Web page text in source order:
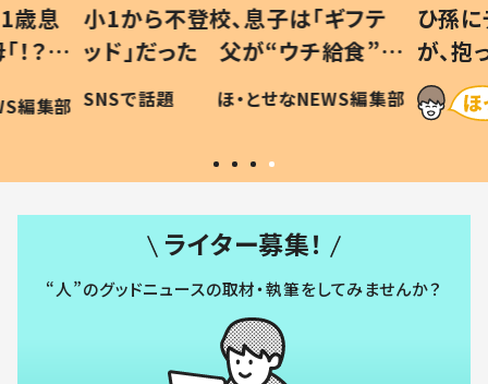
歳息
？」
編集部
小1から不登校、息子は「ギフテ
ッド」だった 父が“ウチ給食”を
作り続ける理由とは #令和の親
#令和の子
SNSで話題 ほ・とせなNEWS編集部
ひ孫
が、
「涙が
い」
ライター募集！
“人”のグッドニュースの取材・執筆をしてみませんか？